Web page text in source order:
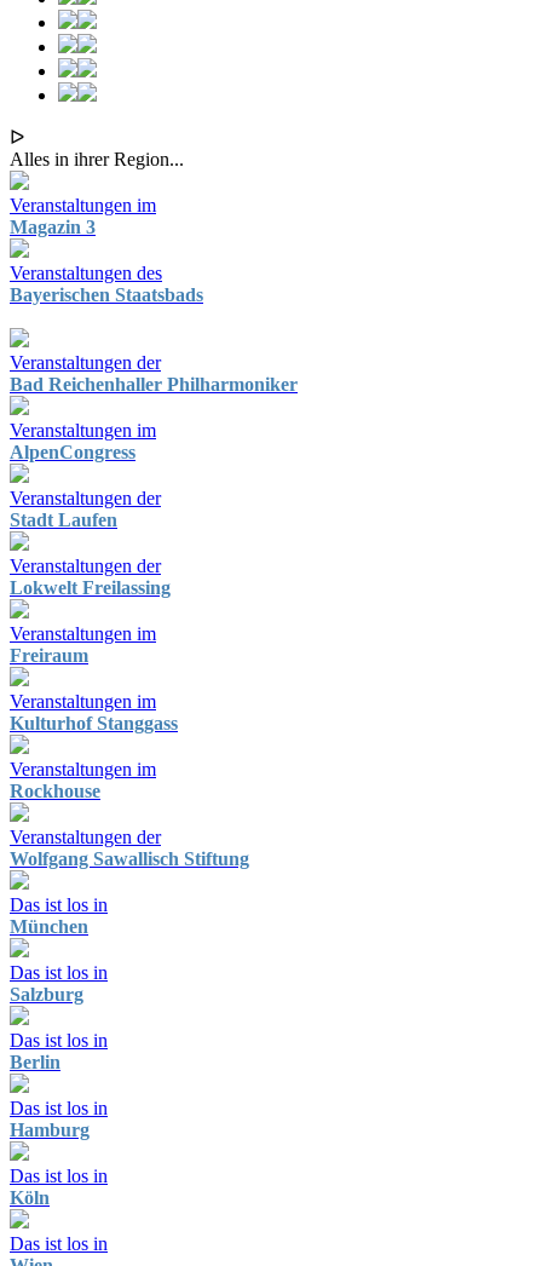
ᐅ
Alles in ihrer Region...
Veranstaltungen im
Magazin 3
Veranstaltungen des
Bayerischen Staatsbads
Veranstaltungen der
Bad Reichenhaller Philharmoniker
Veranstaltungen im
AlpenCongress
Veranstaltungen der
Stadt Laufen
Veranstaltungen der
Lokwelt Freilassing
Veranstaltungen im
Freiraum
Veranstaltungen im
Kulturhof Stanggass
Veranstaltungen im
Rockhouse
Veranstaltungen der
Wolfgang Sawallisch Stiftung
Das ist los in
München
Das ist los in
Salzburg
Das ist los in
Berlin
Das ist los in
Hamburg
Das ist los in
Köln
Das ist los in